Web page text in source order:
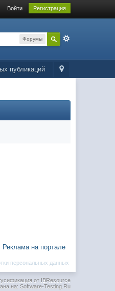
Войти Регистрация
Форумы
публикаций
Реклама на портале
персональных данных
от IBResource
на: Software-Testing.Ru